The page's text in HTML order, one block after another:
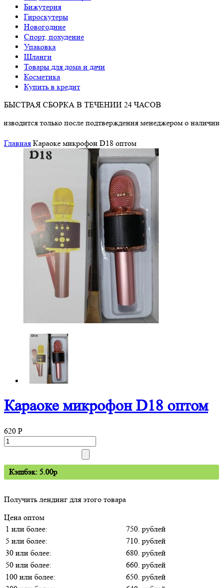
Бижутерия
Гироскутеры
Новогодние
Спорт, похудение
Упаковка
Шланги
Товары для дома и дачи
Косметика
Купить в кредит
БЫСТРАЯ СБОРКА В ТЕЧЕНИИ 24 ЧАСОВ
только после подтверждения менеджером о наличии товара.
Главная Караоке микрофон D18 оптом
Караоке микрофон D18 оптом
620 P
Кэшбэк: 5.00p
Получить лендинг для этого товара
Цена оптом
1 или более:
750. рублей
5 или более:
710. рублей
30 или более:
680. рублей
50 или более:
660. рублей
100 или более:
650. рублей